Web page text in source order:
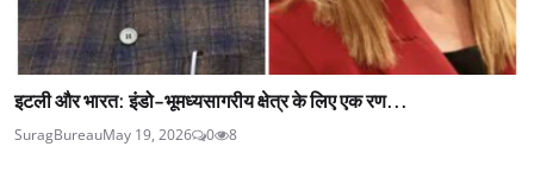
इटली और भारत: इंडो-भूमध्यसागरीय क्षेत्र के लिए एक रण...
SuragBureauMay 19, 2026 0 8